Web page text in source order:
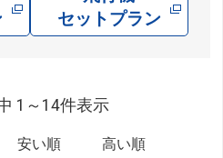
セットプラン
1～14件表示
安い順 高い順